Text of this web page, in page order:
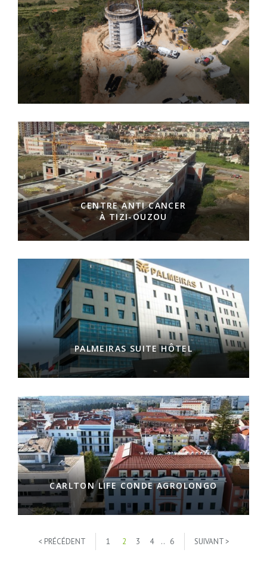
CENTRE ANTI CANCER
À TIZI-OUZOU
PALMEIRAS SUITE HÔTEL
CARLTON LIFE CONDE AGROLONGO
< PRÉCÉDENT 1 2 3 4 .. 6 SUIVANT >